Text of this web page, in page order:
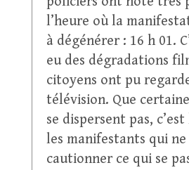
l’heure où la
à dégénérer : 16 h 01.
eu des dégradations
citoyens ont pu
télévision. Que
se dispersent pas,
les manifestants qui
cautionner ce qui se